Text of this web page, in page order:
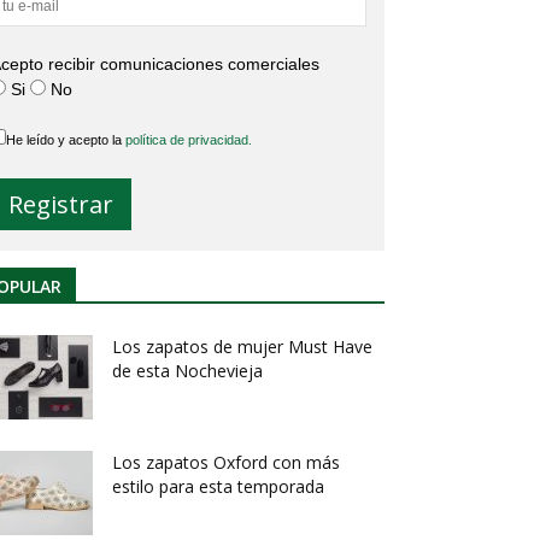
recibir comunicaciones comerciales
Si
No
He leído y acepto la política de privacidad.
Los zapatos de mujer Must Have
de esta Nochevieja
Los zapatos Oxford con más
estilo para esta temporada